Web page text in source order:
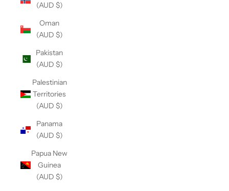
(AUD $)
Oman
(AUD $)
Pakistan
(AUD $)
Palestinian
Territories
(AUD $)
Panama
(AUD $)
Papua New
Guinea
(AUD $)